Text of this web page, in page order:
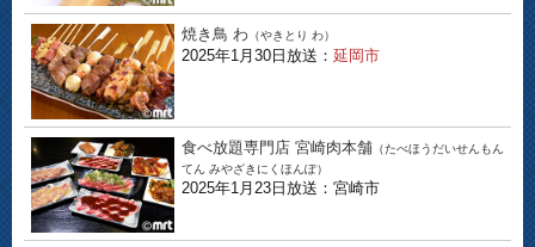
焼き鳥 わ （やきとり わ）
2025年1月30日放送： 延岡市
食べ放題専門店 宮崎肉本舗 （たべほうだいせんもん
てん みやざきにくほんぽ）
2025年1月23日放送：宮崎市